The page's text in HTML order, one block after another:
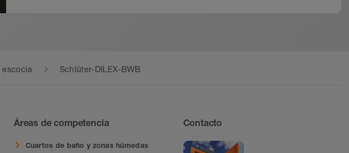
escocia Schlüter-DILEX-BWB
Áreas de competencia
Cuartos de baño y zonas húmedas
Contacto